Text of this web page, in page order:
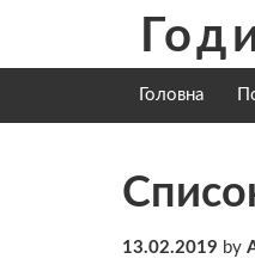
content
Головна
13.02.2019 by